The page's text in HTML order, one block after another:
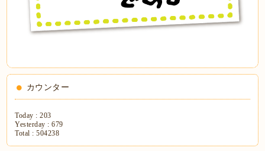
カウンター
Today :203
Yesterday :679
Total :504238